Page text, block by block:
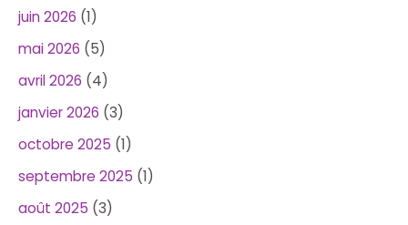
juin 2026 (1)
mai 2026 (5)
avril 2026 (4)
janvier 2026 (3)
octobre 2025 (1)
septembre 2025 (1)
août 2025 (3)